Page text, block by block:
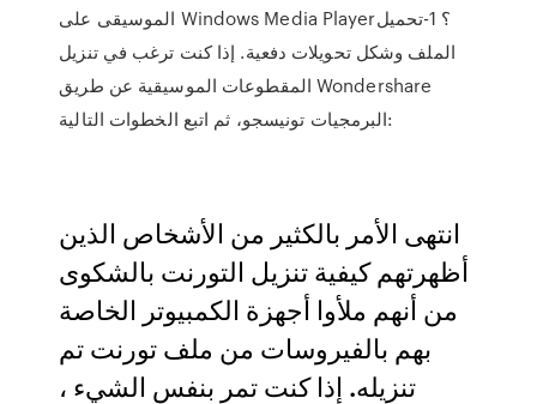
الموسيقى على Windows Media Player؟ 1-تحميل
الملف وشكل تحويلات دفعية. إذا كنت ترغب في تنزيل
المقطوعات الموسيقية عن طريق Wondershare
البرمجيات تونيسجو، ثم اتبع الخطوات التالية:
انتهى الأمر بالكثير من الأشخاص الذين
أظهرتهم كيفية تنزيل التورنت بالشكوى
من أنهم ملأوا أجهزة الكمبيوتر الخاصة
بهم بالفيروسات من ملف تورنت تم
تنزيله. إذا كنت تمر بنفس الشيء ،